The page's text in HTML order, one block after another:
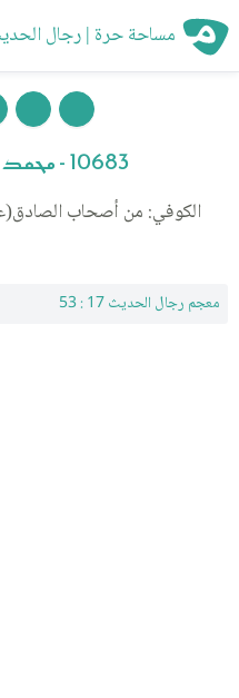
مساحة حرة | رجال
10683 - محمد بن حميد العبدي
الكوفي: من أصحاب
معجم رجال الحديث 17 : 53